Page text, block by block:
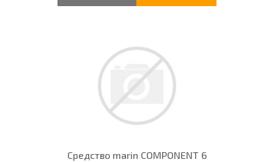
Средство marin COMPONENT 6